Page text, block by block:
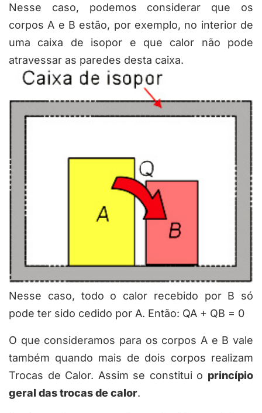
Nesse caso, podemos considerar que os
corpos A e B estão, por exemplo, no interior de
uma caixa de isopor e que calor não pode
atravessar as paredes desta caixa.
Nesse caso, todo o calor recebido por B só
pode ter sido cedido por A. Então: QA + QB = 0
O que consideramos para os corpos A e B vale
também quando mais de dois corpos realizam
Trocas de Calor. Assim se constitui o princípio
geral das trocas de calor.